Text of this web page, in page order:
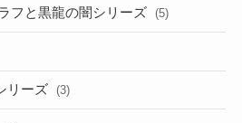
フと黒龍の闇シリーズ (5)
リーズ (3)